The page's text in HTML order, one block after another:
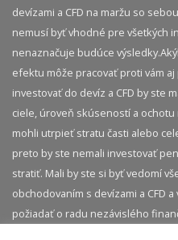
devízami a CFD na maržu so
nemusí byť vhodné pre všetkých
nenaznačuje budúce výsledky.​
efektu môže pracovať proti vám
investovať do devíz a CFD by ste
ciele, úroveň skúseností a ochotu
mohli utrpieť stratu časti alebo
preto by ste nemali investovať
stratiť. Mali by ste si byť vedomí
obchodovaním s devízami a CFD
požiadať o radu nezávislého